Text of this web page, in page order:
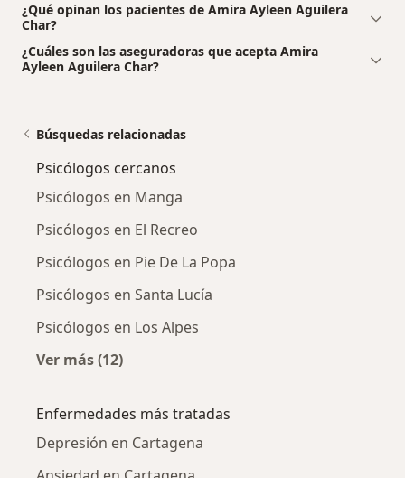
¿Qué opinan los pacientes de Amira Ayleen Aguilera
Char?
¿Cuáles son las aseguradoras que acepta Amira
Ayleen Aguilera Char?
Búsquedas relacionadas
Psicólogos cercanos
Psicólogos en Manga
Psicólogos en El Recreo
Psicólogos en Pie De La Popa
Psicólogos en Santa Lucía
Psicólogos en Los Alpes
Ver más (12)
Enfermedades más tratadas
Depresión en Cartagena